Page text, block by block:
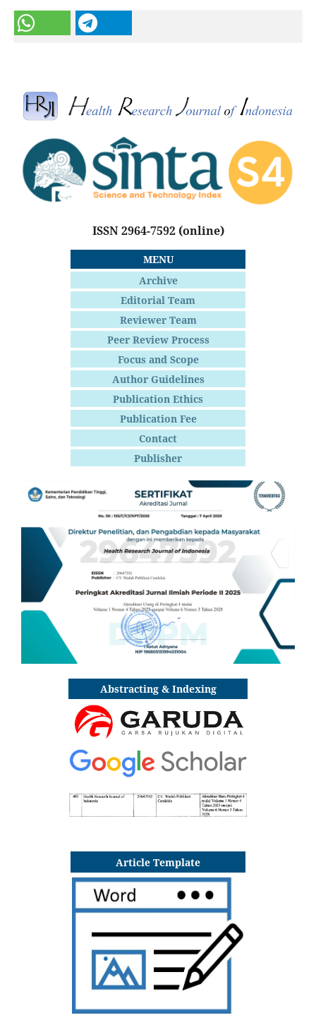
ISSN 2964-7592(online)
MENU
Archive
Editorial Team
Reviewer Team
Peer Review Process
Focus and Scope
Author Guidelines
Publication Ethics
Publication Fee
Contact
Publisher
Abstracting & Indexing
Article Template